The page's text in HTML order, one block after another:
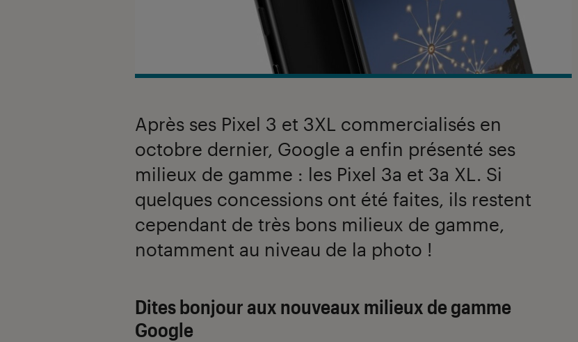
Après ses Pixel 3 et 3XL commercialisés en
octobre dernier, Google a enfin présenté ses
milieux de gamme : les Pixel 3a et 3a XL. Si
quelques concessions ont été faites, ils restent
cependant de très bons milieux de gamme,
notamment au niveau de la photo !
Dites bonjour aux nouveaux milieux de gamme
Google